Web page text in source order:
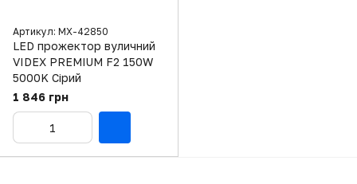
Артикул: MX-42850
LED прожектор вуличний
VIDEX PREMIUM F2 150W
5000K Сірий
1 846 грн